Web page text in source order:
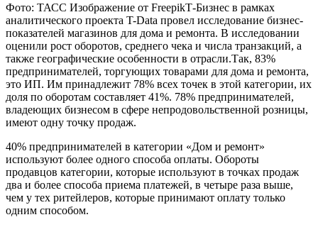
Фото: ТАСС Изображение от FreepikТ-Бизнес в рамках
аналитического проекта T-Data провел исследование бизнес-
показателей магазинов для дома и ремонта. В исследовании
оценили рост оборотов, среднего чека и числа транзакций, а
также географические особенности в отрасли.Так, 83%
предпринимателей, торгующих товарами для дома и ремонта,
это ИП. Им принадлежит 78% всех точек в этой категории, их
доля по оборотам составляет 41%. 78% предпринимателей,
владеющих бизнесом в сфере непродовольственной розницы,
имеют одну точку продаж.
40% предпринимателей в категории «Дом и ремонт»
используют более одного способа оплаты. Обороты
продавцов категории, которые используют в точках продаж
два и более способа приема платежей, в четыре раза выше,
чем у тех ритейлеров, которые принимают оплату только
одним способом.